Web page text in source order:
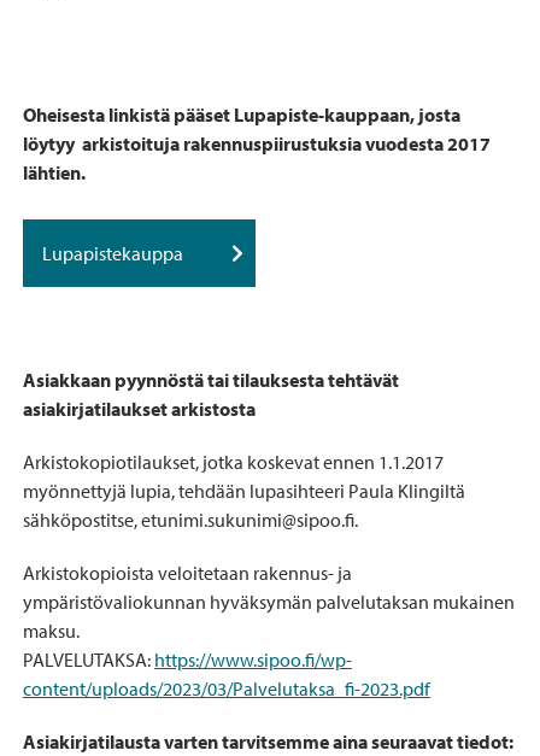
Oheisesta linkistä pääset Lupapiste-kauppaan, josta
löytyy arkistoituja rakennuspiirustuksia vuodesta 2017
lähtien.
Lupapistekauppa
Asiakkaan pyynnöstä tai tilauksesta tehtävät
asiakirjatilaukset arkistosta
Arkistokopiotilaukset, jotka koskevat ennen 1.1.2017
myönnettyjä lupia, tehdään lupasihteeri Paula Klingiltä
sähköpostitse, etunimi.sukunimi@sipoo.fi.
Arkistokopioista veloitetaan rakennus- ja
ympäristövaliokunnan hyväksymän palvelutaksan mukainen
maksu.
PALVELUTAKSA: https://www.sipoo.fi/wp-
content/uploads/2023/03/Palvelutaksa_fi-2023.pdf
Asiakirjatilausta varten tarvitsemme aina seuraavat tiedot: